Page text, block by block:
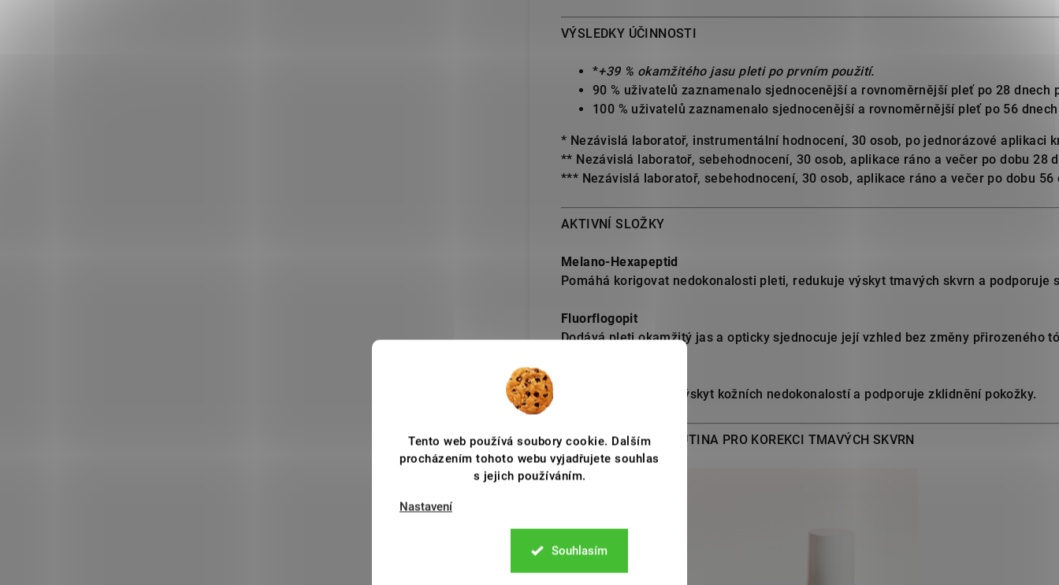
Tento web používá soubory cookie. Dalším
procházením tohoto webu vyjadřujete souhlas
s jejich používáním.
Nastavení
Souhlasím
VÝSLEDKY ÚČINNOSTI
*+39 % okamžitého jasu pleti po prvním použití.
90 % uživatelů zaznamenalo sjednocenější a rovnoměrnější pleť po 28 dnech
100 % uživatelů zaznamenalo sjednocenější a rovnoměrnější pleť po 56
* Nezávislá laboratoř, instrumentální hodnocení, 30 osob, po jednorázové aplikaci
** Nezávislá laboratoř, sebehodnocení, 30 osob, aplikace ráno a večer po dobu 28
*** Nezávislá laboratoř, sebehodnocení, 30 osob, aplikace ráno a večer po dobu 56
AKTIVNÍ SLOŽKY
Melano-Hexapeptid
Pomáhá korigovat nedokonalosti pleti, redukuje výskyt tmavých skvrn a podporuje
Fluorflogopit
Dodává pleti okamžitý jas a opticky sjednocuje její vzhled bez změny přirozeného
Pomáhá redukovat výskyt kožních nedokonalostí a podporuje zklidnění pokožky.
LUMINANT DENNÍ RUTINA PRO KOREKCI TMAVÝCH SKVRN